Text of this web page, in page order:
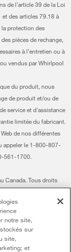
de l’article 39 de la Loi
des articles 79.18 à
la protection des
pièces de rechange,
à l’entretien ou à
vendus par Whirlpool
du produit, nous
de produit et/ou de
service et d'assistance
limitée du fabricant.
de nos différentes
appeler le 1-800-807-
561-1700.
Canada. Tous droits
Mississauga
du site
notre site,
sur
site,
et